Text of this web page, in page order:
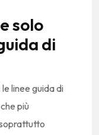
solo
di
linee guida di
più